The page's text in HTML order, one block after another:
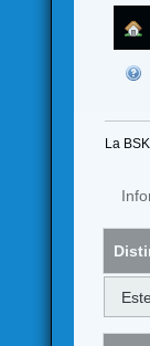
La BSK